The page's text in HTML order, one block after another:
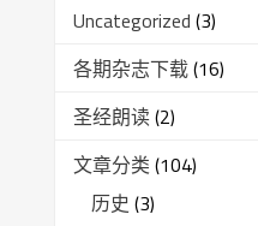
Uncategorized (3)
各期杂志下载(16)
圣经朗读(2)
文章分类(104)
历史 (3)